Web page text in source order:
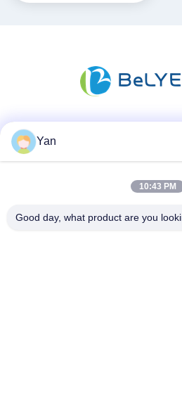
Yan
10:43 PM
Good day, what product are you